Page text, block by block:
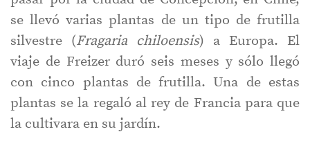
se llevó varias plantas de un tipo de frutilla
silvestre (Fragaria chiloensis) a Europa. El
viaje de Freizer duró seis meses y sólo llegó
con cinco plantas de frutilla. Una de estas
plantas se la regaló al rey de Francia para que
la cultivara en su jardín.